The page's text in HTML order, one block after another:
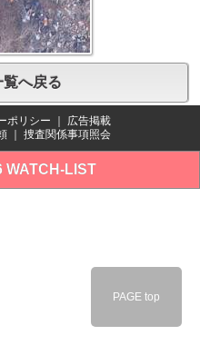
へ戻る
ポリシー
広告掲載
捜査関係事項照会
LIST
PAGE top